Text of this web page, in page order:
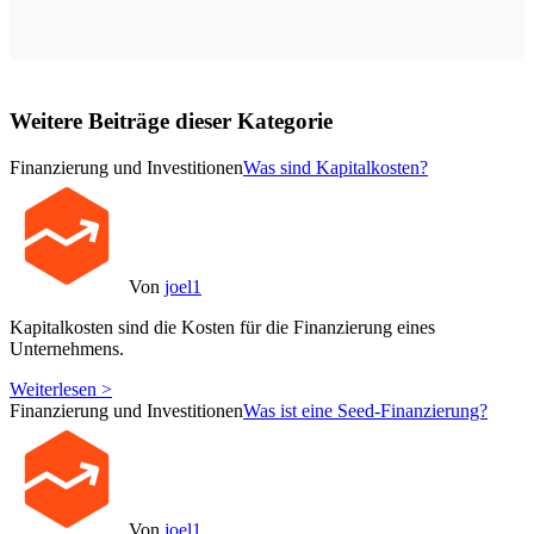
Weitere Beiträge dieser Kategorie
Finanzierung und InvestitionenWas sind Kapitalkosten?
Von joel1
Kapitalkosten sind die Kosten für die Finanzierung eines
Unternehmens.
Weiterlesen >
Finanzierung und InvestitionenWas ist eine Seed-Finanzierung?
Von joel1